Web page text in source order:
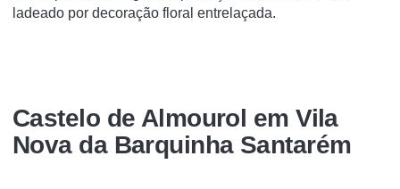
ladeado por decoração floral entrelaçada.
Castelo de Almourol em Vila
Nova da Barquinha Santarém